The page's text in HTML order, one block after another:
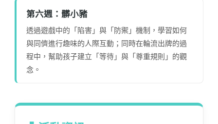
第六週：髒小豬
透過遊戲中的「陷害」與「防禦」機制，學習如何
與同儕進行趣味的人際互動；同時在輪流出牌的過
程中，幫助孩子建立「等待」與「尊重規則」的觀
念。